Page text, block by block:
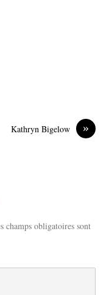
»
Kathryn Bigelow
champs obligatoires sont